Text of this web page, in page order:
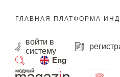
ГЛАВНАЯ ПЛАТФОРМА
войти в
систему
Eng
поиск